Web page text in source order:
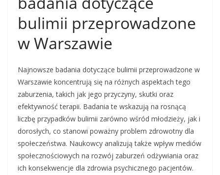
bulimii przeprowadzone
w Warszawie
Najnowsze badania dotyczące bulimii przeprowadzone w
Warszawie koncentrują się na różnych aspektach tego
zaburzenia, takich jak jego przyczyny, skutki oraz
efektywność terapii. Badania te wskazują na rosnącą
liczbę przypadków bulimii zarówno wśród młodzieży, jak i
dorosłych, co stanowi poważny problem zdrowotny dla
społeczeństwa. Naukowcy analizują także wpływ mediów
społecznościowych na rozwój zaburzeń odżywiania oraz
ich konsekwencje dla zdrowia psychicznego pacjentów.